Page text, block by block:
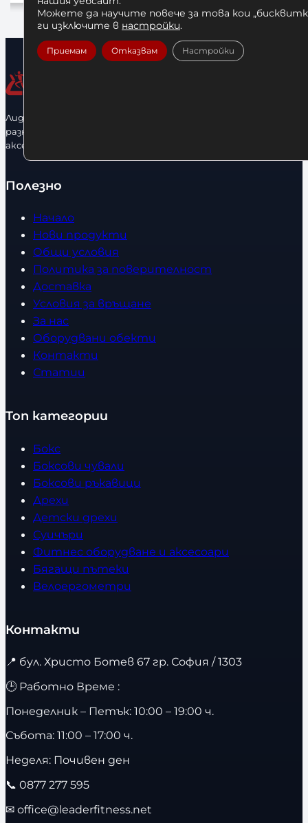
Лидерфитнес е водещ вносител и представител на голямо
разнообразие от бойна екипировка, фитнес уреди и
аксесоари.
Полезно
Начало
Нови продукти
Общи условия
Политика за поверителност
Доставка
Условия за връщане
За нас
Оборудвани обекти
Контакти
Статии
Топ категории
Бокс
Боксови чували
Боксови ръкавици
Дрехи
Детски дрехи
Суичъри
Фитнес оборудване и аксесоари
Бягащи пътеки
Велоергометри
Контакти
📍 бул. Христо Ботев 67 гр. София / 1303
🕒 Работно Време :
Понеделник – Петък: 10:00 – 19:00 ч.
Събота: 11:00 – 17:00 ч.
Неделя: Почивен ден
📞 0877 277 595
✉ office@leaderfitness.net
Можете да научите повече за това кои
ги изключите в настройки.
Приемам Отказвам Настройки